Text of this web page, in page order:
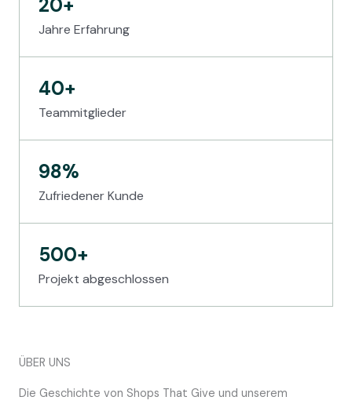
20+
Jahre Erfahrung
40+
Teammitglieder
98%
Zufriedener Kunde
500+
Projekt abgeschlossen
ÜBER UNS
Die Geschichte von Shops That Give und unserem